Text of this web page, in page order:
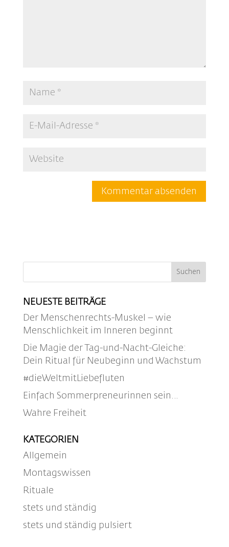
NEUESTE BEITRÄGE
Der Menschenrechts-Muskel – wie
Menschlichkeit im Inneren beginnt
Die Magie der Tag-und-Nacht-Gleiche:
Dein Ritual für Neubeginn und Wachstum
#dieWeltmitLiebefluten
Einfach Sommerpreneurinnen sein…
Wahre Freiheit
KATEGORIEN
Allgemein
Montagswissen
Rituale
stets und ständig
stets und ständig pulsiert